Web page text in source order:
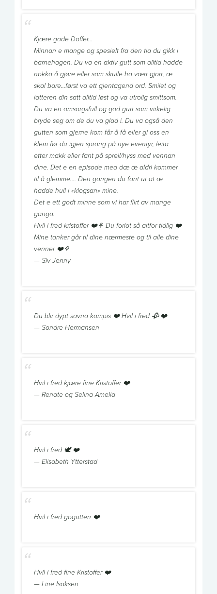
Kjære gode Doffer…
Minnan e mange og spesielt fra den tia du gikk i
barnehagen. Du va en aktiv gutt som alltid hadde
nokka å gjøre eller som skulle ha vært gjort, æ
skal bare…først va ett gjentagend ord. Smilet og
latteren din satt alltid løst og va utrolig smittsom.
Du va en omsorgsfull og god gutt som virkelig
bryde seg om de du va glad i. Du va også den
gutten som gjerne kom får å få eller gi oss en
klem før du igjen sprang på nye eventyr, leita
etter makk eller fant på sprell/hyss med vennan
dine. Det e en episode med dæ æ aldri kommer
til å glemme…. Den gangen du fant ut at æ
hadde hull i «klogsan» mine.
Det e ett godt minne som vi har flirt av mange
ganga.
Hvil i fred kristoffer ❤️⚘ Du forlot så altfor tidlig ❤️
Mine tanker går til dine nærmeste og til alle dine
venner ❤️⚘
— Siv Jenny
Du blir dypt savna kompis ❤️ Hvil i fred 🥀 ❤️
— Sondre Hermansen
Hvil i fred kjære fine Kristoffer ❤️
— Renate og Selina Amelia
Hvil i fred 🕊 ❤️
— Elisabeth Ytterstad
Hvil i fred gogutten ❤️
Hvil i fred fine Kristoffer ❤️
— Line Isaksen